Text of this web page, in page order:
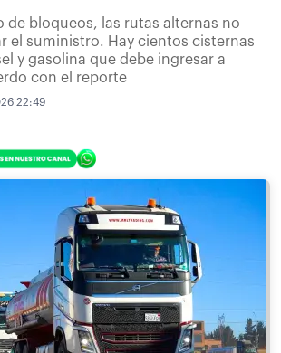
de bloqueos, las rutas alternas no
el suministro. Hay cientos cisternas
y gasolina que debe ingresar a
con el reporte
22:49